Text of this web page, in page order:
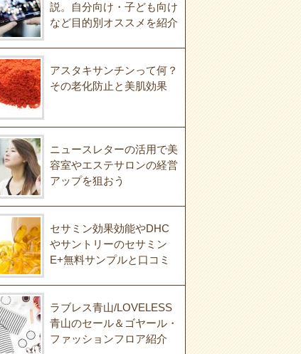
説。自分向け・子ども向け
など目的別オススメを紹介
アスタキサンチンって何？
その老化防止と美肌効果
ニュースレターの活用で美
容室やエステサロンの経営
アップを狙おう
セサミン効果効能やDHC
やサントリーのセサミン
E+無料サンプルと口コミ
ラブレス青山/LOVELESS
青山のセール＆ゴヤール・
ファッションフロア紹介